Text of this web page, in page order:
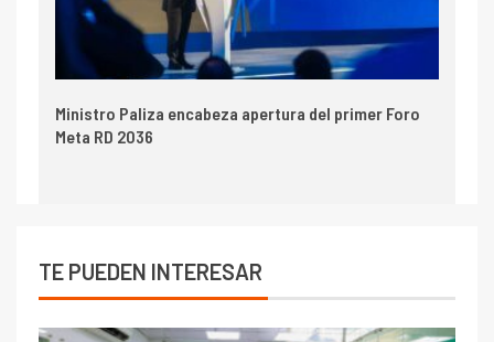
Ministro Paliza encabeza apertura del primer Foro
Meta RD 2036
TE PUEDEN INTERESAR